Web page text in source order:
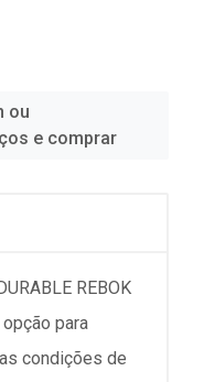
ou
e comprar
REBOK
para
condições de